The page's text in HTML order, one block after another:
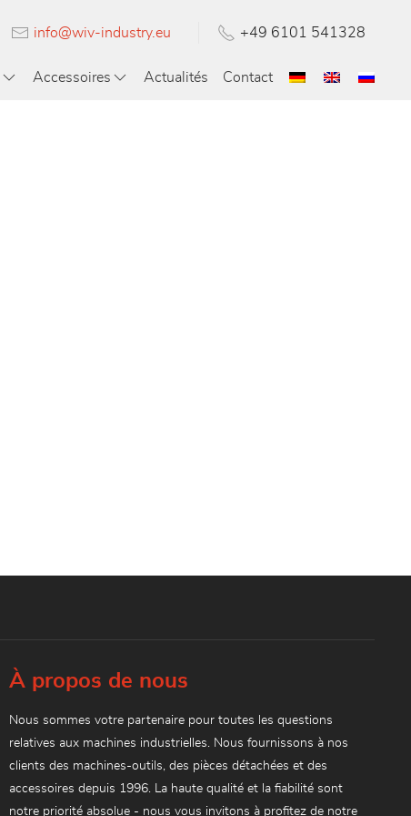
info@wiv-industry.eu +49 6101 541328
Accessoires Actualités Contact
À propos de nous
Nous sommes votre partenaire pour toutes les questions
relatives aux machines industrielles. Nous fournissons à nos
clients des machines-outils, des pièces détachées et des
accessoires depuis 1996. La haute qualité et la fiabilité sont
notre priorité absolue - nous vous invitons à profitez de notre